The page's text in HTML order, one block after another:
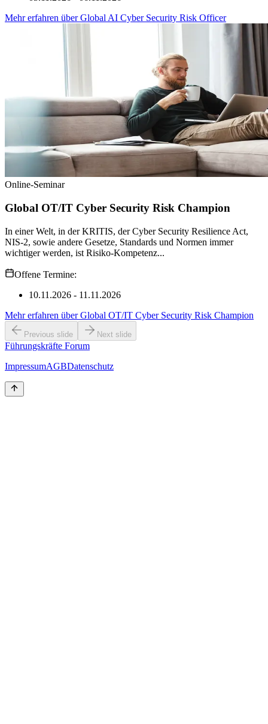
Mehr erfahren überGlobal AI Cyber Security Risk Officer
Online-Seminar
Global OT/IT Cyber Security Risk Champion
In einer Welt, in der KRITIS, der Cyber Security Resilience Act,
NIS-2, sowie andere Gesetze, Standards und Normen immer
wichtiger werden, ist Risiko-Kompetenz...
Offene Termine:
10.11.2026 - 11.11.2026
Mehr erfahren überGlobal OT/IT Cyber Security Risk Champion
Previous slide Next slide
Führungskräfte Forum
ImpressumAGBDatenschutz